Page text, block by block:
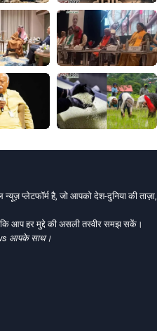
प्लेटफॉर्म है, जो आपको देश-दुनिया की ताज़ा,
आप हर मुद्दे की असली तस्वीर समझ सकें।
आपके साथ।